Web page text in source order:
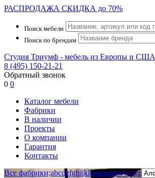
РАСПРОДАЖА СКИДКА до 70%
Поиск мебели
Поиск по брендам
Студия Триумф - мебель из Европы и США
8 (495) 150-21-21
Обратный звонок
0 0
Каталог мебели
Фабрики
В наличии
Проекты
О компании
Гарантия
Контакты
Все фабрики:abcdefghijklmnoprstuvwxyz